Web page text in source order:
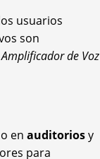
usuarios
son
Amplificador de Voz
en auditoriosy
para